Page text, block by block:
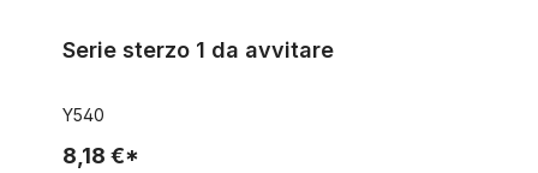
Serie sterzo 1 da avvitare
Y540
8,18 €*